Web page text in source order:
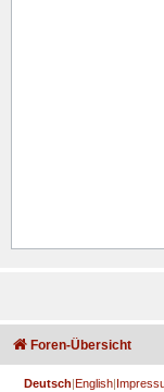
Foren-Übersicht
Deutsch|English|